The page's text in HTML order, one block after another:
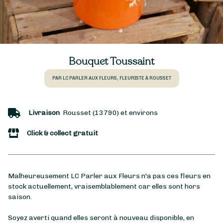
Bouquet Toussaint
PAR LC PARLER AUX FLEURS, FLEURISTE À ROUSSET
Livraison Rousset (13790) et environs
Click & collect gratuit
Malheureusement LC Parler aux Fleurs n'a pas ces fleurs en
stock actuellement, vraisemblablement car elles sont hors
saison.
Soyez averti quand elles seront à nouveau disponible, en